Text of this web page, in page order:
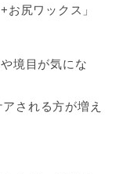
尻ワックス」
境目が気にな
される方が増え